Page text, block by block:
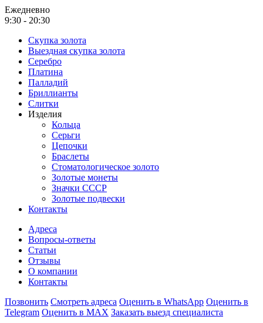
Ежедневно
9:30 - 20:30
Скупка золота
Выездная скупка золота
Серебро
Платина
Палладий
Бриллианты
Слитки
Изделия
Кольца
Серьги
Цепочки
Браслеты
Стоматологическое золото
Золотые монеты
Значки СССР
Золотые подвески
Контакты
Адреса
Вопросы-ответы
Статьи
Отзывы
О компании
Контакты
Позвонить Смотреть адреса Оценить в WhatsApp Оценить в
Telegram Оценить в MAX Заказать выезд специалиста